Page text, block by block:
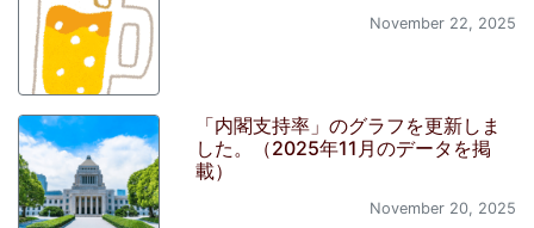
November 22, 2025
「内閣支持率」のグラフを更新しま
した。（2025年11月のデータを掲
載）
November 20, 2025